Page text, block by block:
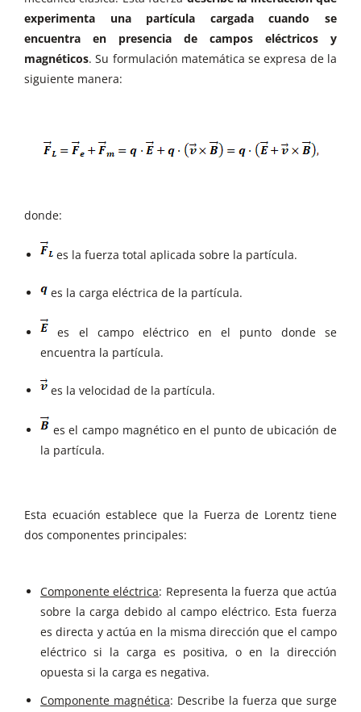
experimenta una partícula cargada cuando se
encuentra en presencia de campos eléctricos y
magnéticos. Su formulación matemática se expresa de la
siguiente manera:
donde:
es la fuerza total aplicada sobre la partícula.
es la carga eléctrica de la partícula.
es el campo eléctrico en el punto donde se
encuentra la partícula.
es la velocidad de la partícula.
es el campo magnético en el punto de ubicación de
la partícula.
Esta ecuación establece que la Fuerza de Lorentz tiene
dos componentes principales:
Componente eléctrica: Representa la fuerza que actúa
sobre la carga debido al campo eléctrico. Esta fuerza
es directa y actúa en la misma dirección que el campo
eléctrico si la carga es positiva, o en la dirección
opuesta si la carga es negativa.
Componente magnética: Describe la fuerza que surge